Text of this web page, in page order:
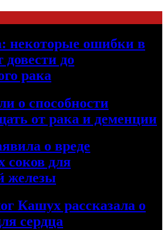
некоторые ошибки в
до
рака
о способности
от рака и деменции
о вреде
соков для
железы
Кашух рассказала о
сердца